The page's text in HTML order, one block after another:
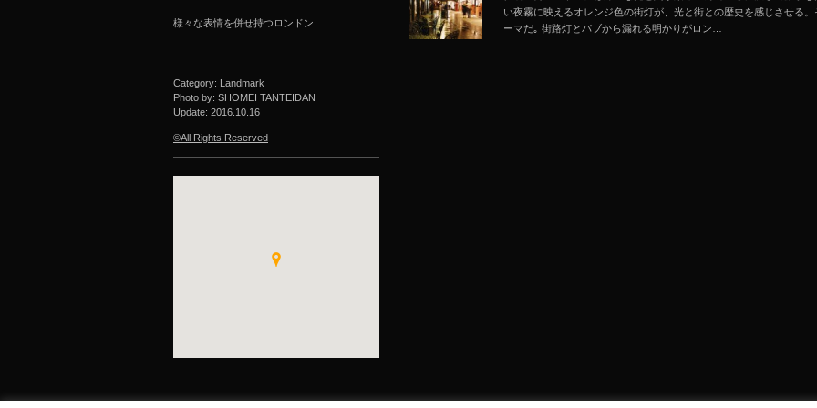
様々な表情を併せ持つロンドン
Category: Landmark
Photo by: SHOMEI TANTEIDAN
Update: 2016.10.16
©All Rights Reserved
い夜霧に映えるオレンジ色の街灯が、光と街との歴史を感じさせる
ーマだ｡ 街路灯とパブから漏れる明かりがロン…